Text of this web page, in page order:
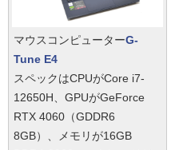
マウスコンピューターG-
Tune E4
スペックはCPUがCore i7-
12650H、GPUがGeForce
RTX 4060（GDDR6
8GB）、メモリが16GB